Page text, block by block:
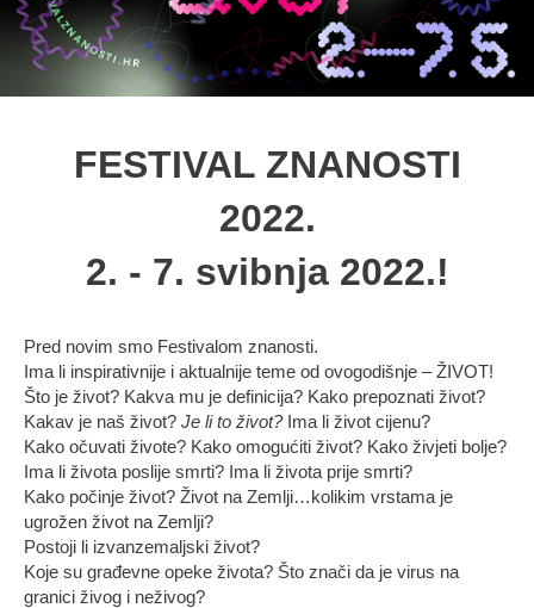
FESTIVAL ZNANOSTI
2022.
2. - 7. svibnja 2022.!
Pred novim smo Festivalom znanosti.
Ima li inspirativnije i aktualnije teme od ovogodišnje – ŽIVOT!
Što je život? Kakva mu je definicija? Kako prepoznati život?
Kakav je naš život?Je li to život?Ima li život cijenu?
Kako očuvati živote? Kako omogućiti život? Kako živjeti bolje?
Ima li života poslije smrti? Ima li života prije smrti?
Kako počinje život? Život na Zemlji…kolikim vrstama je
ugrožen život na Zemlji?
Postoji li izvanzemaljski život?
Koje su građevne opeke života? Što znači da je virus na
granici živog i neživog?